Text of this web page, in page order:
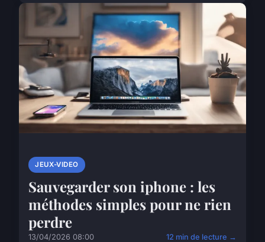
JEUX-VIDEO
Sauvegarder son iphone : les
méthodes simples pour ne rien
perdre
13/04/2026 08:00 12 min de lecture →